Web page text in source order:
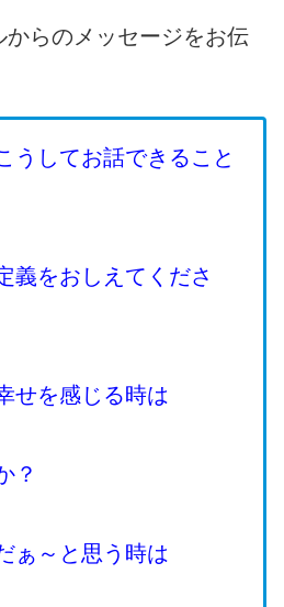
らのメッセージをお伝
うしてお話できること
義をおしえてくださ
せを感じる時は
？
ぁ～と思う時は